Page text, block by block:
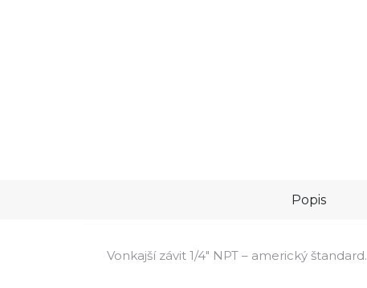
Popis
Vonkajší závit 1/4" NPT – americký štandard.